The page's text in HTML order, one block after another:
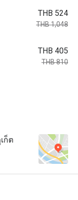
THB 524
THB 1,048
THB 405
THB 810
ก็ต